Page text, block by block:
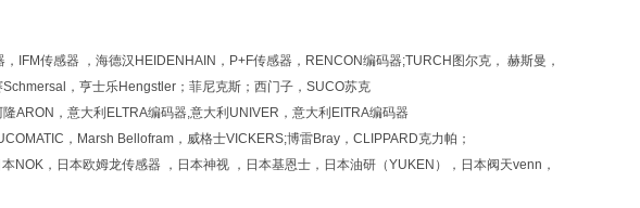
IFM传感器 ，海德汉HEIDENHAIN，P+F传感器，RENCON编码器;TURCH图尔克， 赫斯曼，
，亨士乐Hengstler；菲尼克斯；西门子，SUCO苏克
ARON，意大利ELTRA编码器,意大利UNIVER，意大利EITRA编码器
，Marsh Bellofram，威格士VICKERS;博雷Bray，CLIPPARD克力帕；
，日本欧姆龙传感器 ，日本神视 ，日本基恩士，日本油研（YUKEN），日本阀天venn，